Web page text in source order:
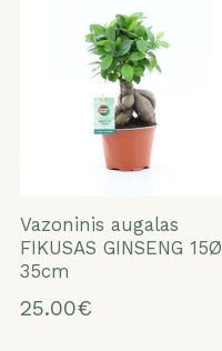
Vazoninis augalas
FIKUSAS GINSENG 15Ø
35cm
25.00€